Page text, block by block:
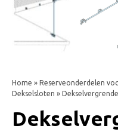
Home » Reserveonderdelen
Dekselsloten »